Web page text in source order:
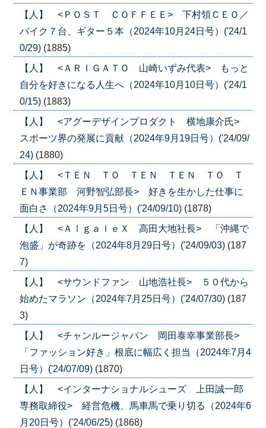
【人】 <ＰＯＳＴ ＣＯＦＦＥＥ> 下村領ＣＥＯ／
バイク７台、ギター５本（2024年10月24日号）('24/1
0/29) (1885)
【人】 <ＡＲＩＧＡＴＯ 山崎いずみ代表> もっと
自分を好きになる人生へ（2024年10月10日号）('24/1
0/15) (1883)
【人】 <アグーデザインプロダクト 横地康介氏>
スポーツ界の発展に貢献（2024年9月19日号）('24/09/
24) (1880)
【人】 <ＴＥＮ ＴＯ ＴＥＮ ＴＥＮ ＴＯ Ｔ
ＥＮ事業部 河野智弘部長> 好きを生かした仕事に
面白さ（2024年9月5日号）('24/09/10) (1878)
【人】 <ＡｌｇａｌｅＸ 高田大地社長> 「沖縄で
泡盛」が奇跡を（2024年8月29日号）('24/09/03) (187
7)
【人】 <サウンドファン 山地浩社長> ５０代から
始めたマラソン（2024年7月25日号）('24/07/30) (187
3)
【人】 <チャンルージャパン 岡田泰幸事業部長>
「ファッション好き」根底に幅広く担当（2024年7月4
日号）('24/07/09) (1870)
【人】 <インターナショナルシューズ 上田誠一郎
専務取締役> 経営危機、馬車馬で乗り切る（2024年6
月20日号）('24/06/25) (1868)